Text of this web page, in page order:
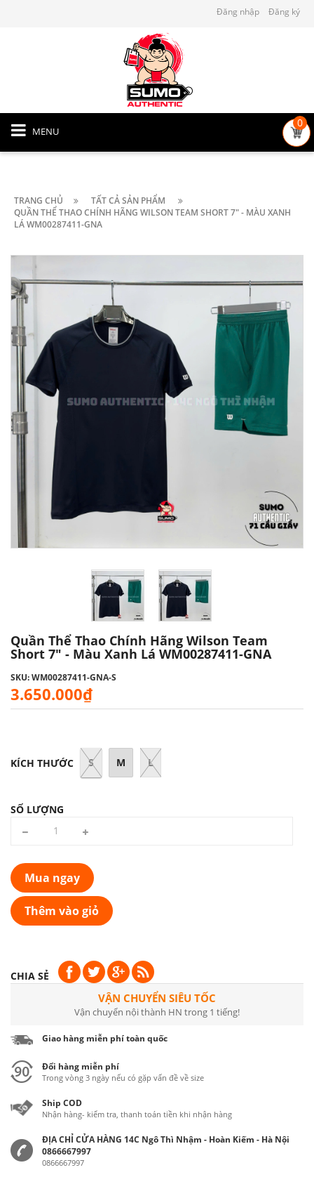
Đăng nhập Đăng ký
MENU
0
TRANG CHỦ
TẤT CẢ SẢN PHẨM
QUẦN THỂ THAO CHÍNH HÃNG WILSON TEAM SHORT 7" - MÀU XANH
LÁ WM00287411-GNA
Quần Thể Thao Chính Hãng Wilson Team
Short 7" - Màu Xanh Lá WM00287411-GNA
SKU: WM00287411-GNA-S
3.650.000₫
KÍCH THƯỚC S M L
SỐ LƯỢNG
Mua ngay
Thêm vào giỏ
CHIA SẺ
VẬN CHUYỂN SIÊU TỐC
Vận chuyển nội thành HN trong 1 tiếng!
Giao hàng miễn phí toàn quốc
Đổi hàng miễn phí
Trong vòng 3 ngày nếu có gặp vấn đề về size
Ship COD
Nhận hàng- kiểm tra, thanh toán tiền khi nhận hàng
ĐỊA CHỈ CỬA HÀNG 14C Ngô Thì Nhậm - Hoàn Kiếm - Hà Nội
0866667997
0866667997